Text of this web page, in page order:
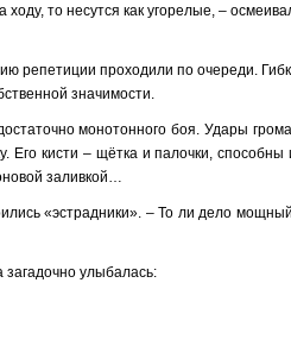
то несутся как угорелые, –
проходили по очереди.
значимости.
монотонного боя. Удары
кисти – щётка и палочки,
заливкой…
«эстрадники». – То ли дело мощный
улыбалась: